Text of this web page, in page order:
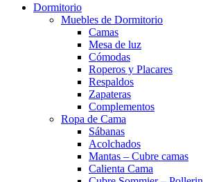
Dormitorio
Muebles de Dormitorio
Camas
Mesa de luz
Cómodas
Roperos y Placares
Respaldos
Zapateras
Complementos
Ropa de Cama
Sábanas
Acolchados
Mantas – Cubre camas
Calienta Cama